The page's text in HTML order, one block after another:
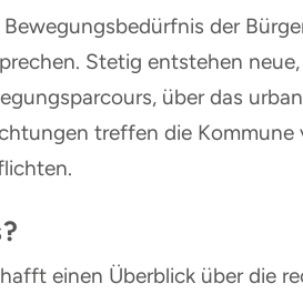
der
Stetig entstehen
über das
treffen die
einen Überblick über die